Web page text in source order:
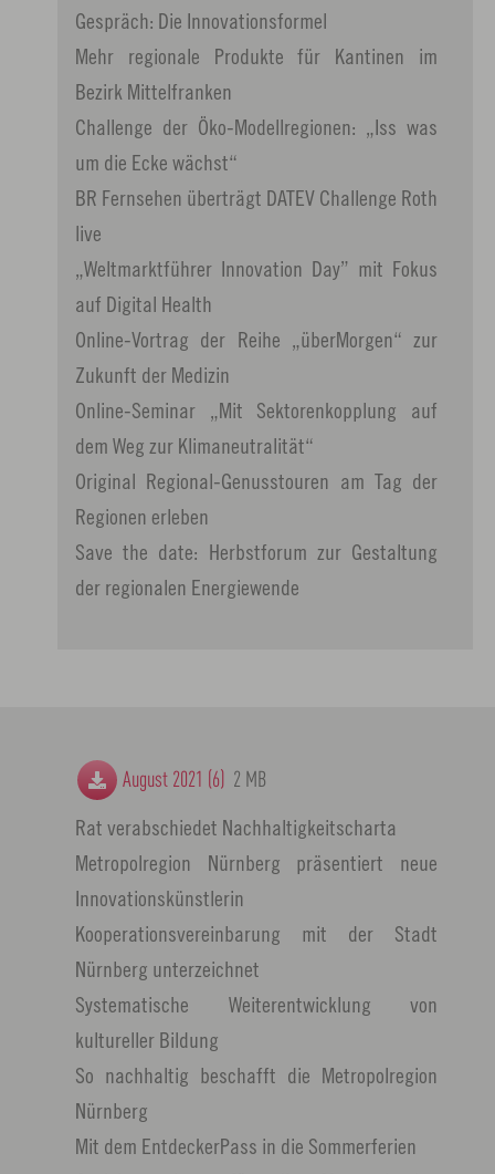
Gespräch: Die Innovationsformel
Mehr regionale Produkte für Kantinen im
Bezirk Mittelfranken
Challenge der Öko-Modellregionen: „Iss was
um die Ecke wächst“
BR Fernsehen überträgt DATEV Challenge Roth
live
„Weltmarktführer Innovation Day” mit Fokus
auf Digital Health
Online-Vortrag der Reihe „überMorgen“ zur
Zukunft der Medizin
Online-Seminar „Mit Sektorenkopplung auf
dem Weg zur Klimaneutralität“
Original Regional-Genusstouren am Tag der
Regionen erleben
Save the date: Herbstforum zur Gestaltung
der regionalen Energiewende
August 2021 (6) 2 MB
Rat verabschiedet Nachhaltigkeitscharta
Metropolregion Nürnberg präsentiert neue
Innovationskünstlerin
Kooperationsvereinbarung mit der Stadt
Nürnberg unterzeichnet
Systematische Weiterentwicklung von
kultureller Bildung
So nachhaltig beschafft die Metropolregion
Nürnberg
Mit dem EntdeckerPass in die Sommerferien